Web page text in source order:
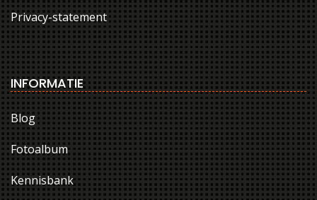
Privacy-statement
INFORMATIE
Blog
Fotoalbum
Kennisbank